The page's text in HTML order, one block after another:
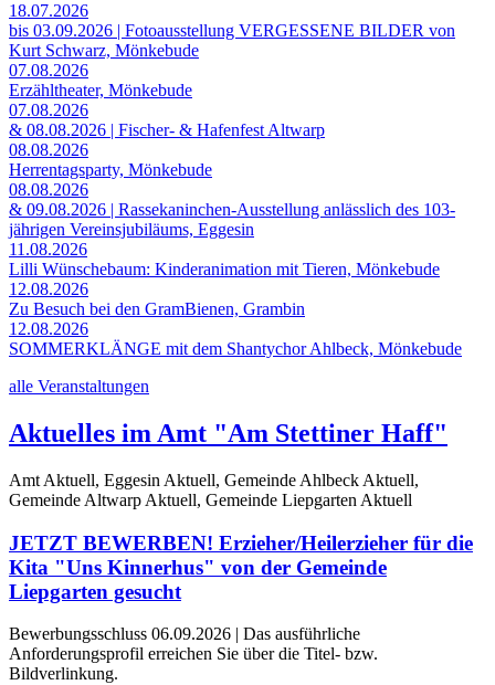
18.07.2026
bis 03.09.2026 | Fotoausstellung VERGESSENE BILDER von
Kurt Schwarz, Mönkebude
07.08.2026
Erzähltheater, Mönkebude
07.08.2026
& 08.08.2026 | Fischer- & Hafenfest Altwarp
08.08.2026
Herrentagsparty, Mönkebude
08.08.2026
& 09.08.2026 | Rassekaninchen-Ausstellung anlässlich des 103-
jährigen Vereinsjubiläums, Eggesin
11.08.2026
Lilli Wünschebaum: Kinderanimation mit Tieren, Mönkebude
12.08.2026
Zu Besuch bei den GramBienen, Grambin
12.08.2026
SOMMERKLÄNGE mit dem Shantychor Ahlbeck, Mönkebude
alle Veranstaltungen
Aktuelles im Amt "Am Stettiner Haff"
Amt Aktuell, Eggesin Aktuell, Gemeinde Ahlbeck Aktuell,
Gemeinde Altwarp Aktuell, Gemeinde Liepgarten Aktuell
JETZT BEWERBEN! Erzieher/Heilerzieher für die
Kita "Uns Kinnerhus" von der Gemeinde
Liepgarten gesucht
Bewerbungsschluss 06.09.2026 | Das ausführliche
Anforderungsprofil erreichen Sie über die Titel- bzw.
Bildverlinkung.